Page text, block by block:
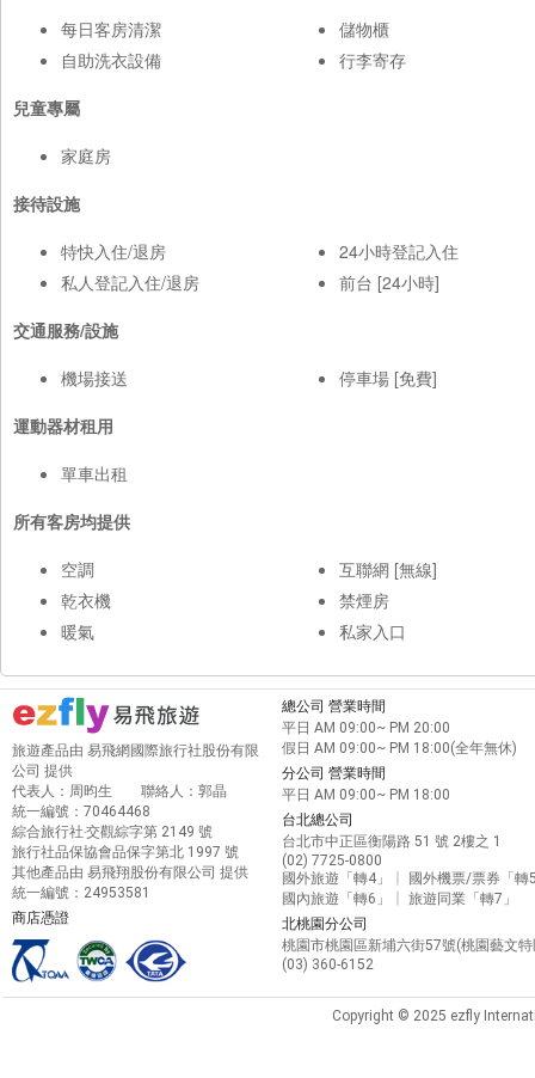
每日客房清潔
自助洗衣設備
儲物櫃
行李寄存
兒童專屬
家庭房
接待設施
特快入住/退房
私人登記入住/退房
24小時登記入住
前台 [24小時]
交通服務/設施
機場接送
停車場 [免費]
運動器材租用
單車出租
所有客房均提供
空調
乾衣機
暖氣
互聯網 [無線]
禁煙房
私家入口